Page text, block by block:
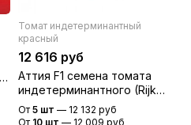
Томат индетерминантный
красный
12 616 руб
Аттия F1 семена томата
индетерминантного (Rijk
Zwaan / Райк Цваан)
От 5 шт — 12 132 руб
От 10 шт — 12 009 руб